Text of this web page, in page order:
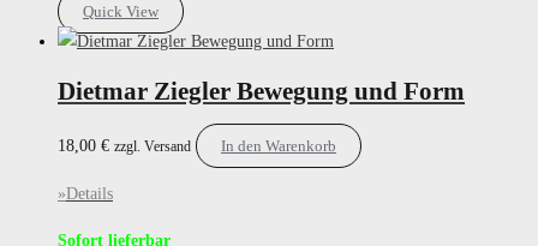
Quick View
Dietmar Ziegler Bewegung und Form
18,00 € zzgl. Versand In den Warenkorb
»Details
Sofort lieferbar